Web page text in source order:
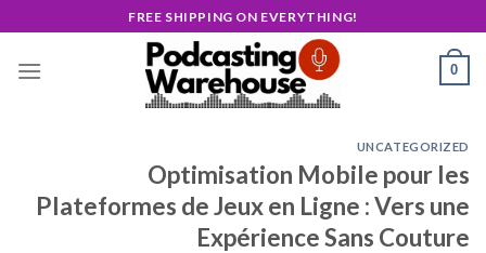
to
content
FREE SHIPPING ON EVERYTHING!
0
UNCATEGORIZED
Optimisation Mobile pour les
Plateformes de Jeux en Ligne : Vers une
Expérience Sans Couture